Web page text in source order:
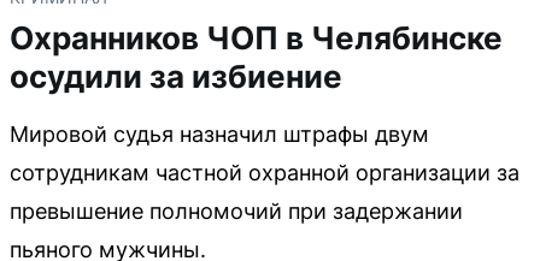
Охранников ЧОП в Челябинске
осудили за избиение
Мировой судья назначил штрафы двум
сотрудникам частной охранной организации за
превышение полномочий при задержании
пьяного мужчины.